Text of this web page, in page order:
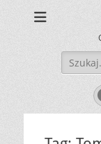
Szukaj: